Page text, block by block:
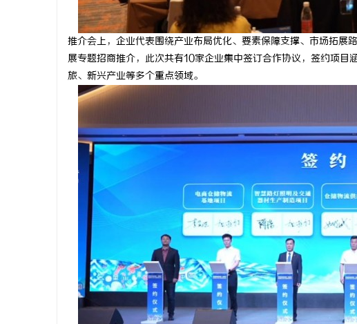
推介会上，企业代表围绕产业布局优化、要素保障支撑、市场拓展
展专题招商推介，此次共有10家企业集中签订合作协议，签约项
旅、新兴产业等多个重点领域。